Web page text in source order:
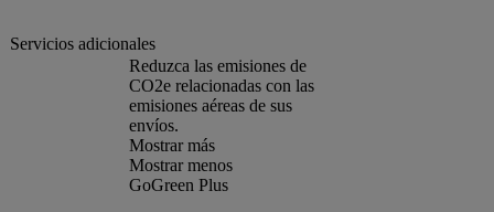
Servicios adicionales
Reduzca las emisiones de
CO2e relacionadas con las
emisiones aéreas de sus
envíos.
Mostrar más
Mostrar menos
GoGreen Plus